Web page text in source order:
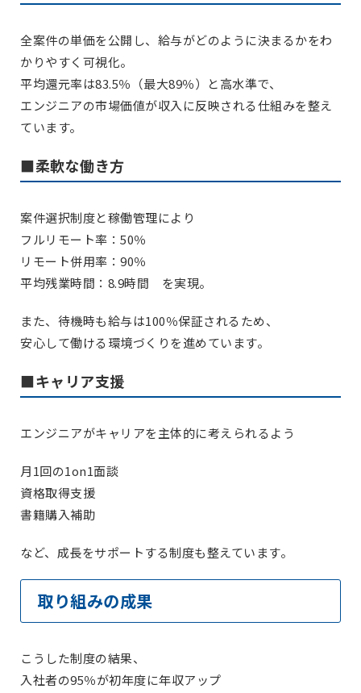
全案件の単価を公開し、給与がどのように決まるかをわ
かりやすく可視化。
平均還元率は83.5％（最大89％）と高水準で、
エンジニアの市場価値が収入に反映される仕組みを整え
ています。
■柔軟な働き方
案件選択制度と稼働管理により
フルリモート率：50％
リモート併用率：90％
平均残業時間：8.9時間 を実現。
また、待機時も給与は100％保証されるため、
安心して働ける環境づくりを進めています。
■キャリア支援
エンジニアがキャリアを主体的に考えられるよう
月1回の1on1面談
資格取得支援
書籍購入補助
など、成長をサポートする制度も整えています。
取り組みの成果
こうした制度の結果、
入社者の95％が初年度に年収アップ